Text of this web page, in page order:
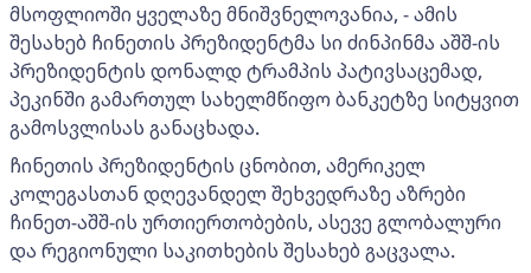
მსოფლიოში ყველაზე მნიშვნელოვანია, - ამის
შესახებ ჩინეთის პრეზიდენტმა სი ძინპინმა აშშ-ის
პრეზიდენტის დონალდ ტრამპის პატივსაცემად,
პეკინში გამართულ სახელმწიფო ბანკეტზე სიტყვით
გამოსვლისას განაცხადა.
ჩინეთის პრეზიდენტის ცნობით, ამერიკელ
კოლეგასთან დღევანდელ შეხვედრაზე აზრები
ჩინეთ-აშშ-ის ურთიერთობების, ასევე გლობალური
და რეგიონული საკითხების შესახებ გაცვალა.